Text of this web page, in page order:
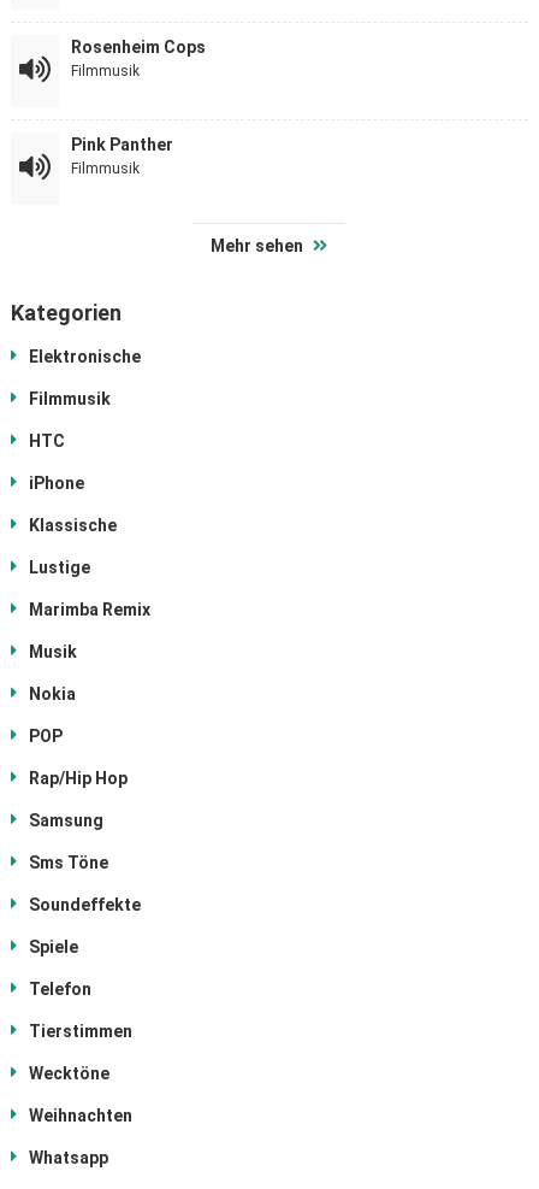
Rosenheim Cops
Filmmusik
Pink Panther
Filmmusik
Mehr sehen
Kategorien
Elektronische
Filmmusik
HTC
iPhone
Klassische
Lustige
Marimba Remix
Musik
Nokia
POP
Rap/Hip Hop
Samsung
Sms Töne
Soundeffekte
Spiele
Telefon
Tierstimmen
Wecktöne
Weihnachten
Whatsapp